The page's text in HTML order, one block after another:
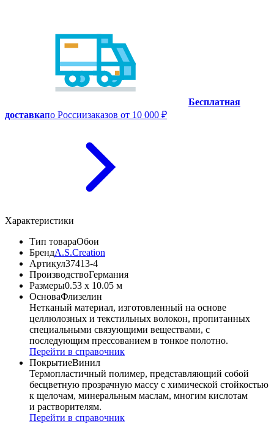
Бесплатная
доставкапо Россиизаказов от 10 000 ₽
Характеристики
Тип товараОбои
БрендA.S.Creation
Артикул37413-4
ПроизводствоГермания
Размеры0.53 x 10.05 м
ОсноваФлизелин
Нетканый материал, изготовленный на основе
целлюлозных и текстильных волокон, пропитанных
специальными связующими веществами, с
последующим прессованием в тонкое полотно.
Перейти в справочник
ПокрытиеВинил
Термопластичный полимер, представляющий собой
бесцветную прозрачную массу с химической стойкостью
к щелочам, минеральным маслам, многим кислотам
и растворителям.
Перейти в справочник